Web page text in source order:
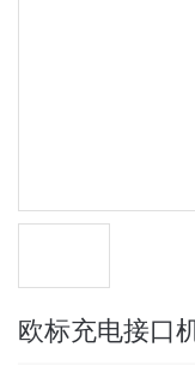
欧标充电接口